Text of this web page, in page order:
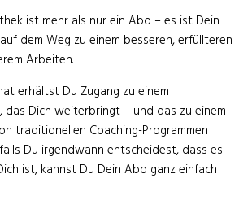
ist mehr als nur ein Abo – es ist Dein
dem Weg zu einem besseren, erfüllteren
Arbeiten.
erhältst Du Zugang zu einem
das Dich weiterbringt – und das zu einem
traditionellen Coaching-Programmen
Du irgendwann entscheidest, dass es
ist, kannst Du Dein Abo ganz einfach